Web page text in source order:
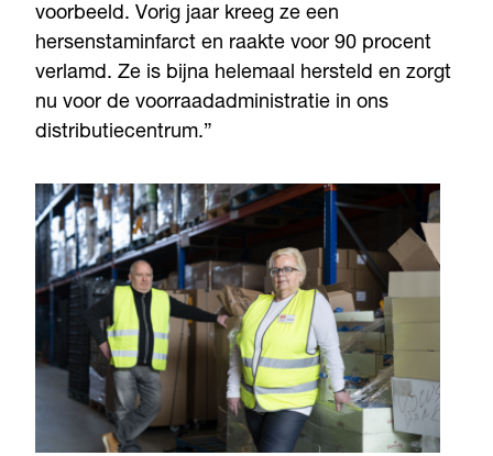
voorbeeld. Vorig jaar kreeg ze een
hersenstaminfarct en raakte voor 90 procent
verlamd. Ze is bijna helemaal hersteld en zorgt
nu voor de voorraadadministratie in ons
distributiecentrum.”